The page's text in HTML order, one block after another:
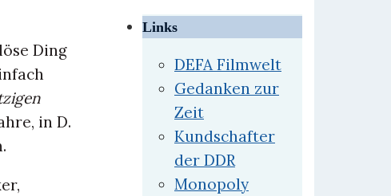
Ding
in D.
Links
DEFA Filmwelt
Gedanken zur
Zeit
Kundschafter
der DDR
Monopoly